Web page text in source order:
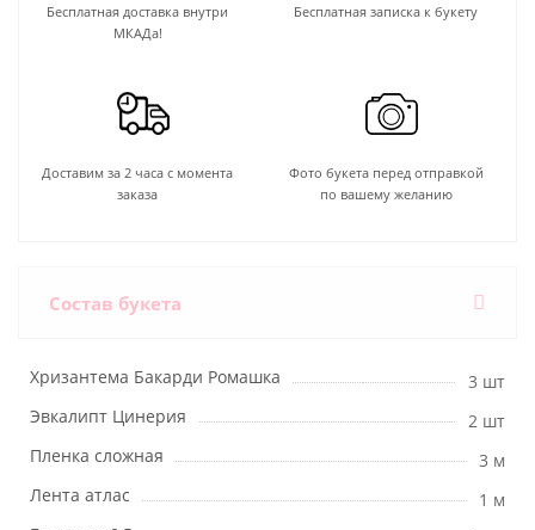
Бесплатная доставка внутри
МКАДа!
Бесплатная записка к букету
Доставим за 2 часа с момента
заказа
Фото букета перед отправкой
по вашему желанию
Состав букета
Хризантема Бакарди Ромашка
3 шт
Эвкалипт Цинерия
2 шт
Пленка сложная
3 м
Лента атлас
1 м